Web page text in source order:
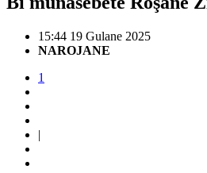
15:44 19 Gulane 2025
NAROJANE
1
|